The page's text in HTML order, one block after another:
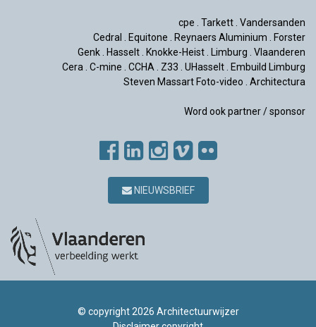
cpe . Tarkett. Vandersanden
Cedral . Equitone . Reynaers Aluminium . Forster
Genk. Hasselt. Knokke-Heist. Limburg . Vlaanderen
Cera. C-mine . CCHA. Z33 . UHasselt. Embuild Limburg
Steven Massart Foto-video . Architectura
Word ook partner / sponsor
NIEUWSBRIEF
© copyright 2026 Architectuurwijzer